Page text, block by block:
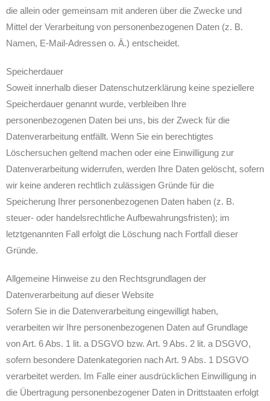
die allein oder gemeinsam mit anderen über die Zwecke und
Mittel der Verarbeitung von personenbezogenen Daten (z. B.
Namen, E-Mail-Adressen o. Ä.) entscheidet.
Speicherdauer
Soweit innerhalb dieser Datenschutzerklärung keine speziellere
Speicherdauer genannt wurde, verbleiben Ihre
personenbezogenen Daten bei uns, bis der Zweck für die
Datenverarbeitung entfällt. Wenn Sie ein berechtigtes
Löschersuchen geltend machen oder eine Einwilligung zur
Datenverarbeitung widerrufen, werden Ihre Daten gelöscht, sofern
wir keine anderen rechtlich zulässigen Gründe für die
Speicherung Ihrer personenbezogenen Daten haben (z. B.
steuer- oder handelsrechtliche Aufbewahrungsfristen); im
letztgenannten Fall erfolgt die Löschung nach Fortfall dieser
Gründe.
Allgemeine Hinweise zu den Rechtsgrundlagen der
Datenverarbeitung auf dieser Website
Sofern Sie in die Datenverarbeitung eingewilligt haben,
verarbeiten wir Ihre personenbezogenen Daten auf Grundlage
von Art. 6 Abs. 1 lit. a DSGVO bzw. Art. 9 Abs. 2 lit. a DSGVO,
sofern besondere Datenkategorien nach Art. 9 Abs. 1 DSGVO
verarbeitet werden. Im Falle einer ausdrücklichen Einwilligung in
die Übertragung personenbezogener Daten in Drittstaaten erfolgt